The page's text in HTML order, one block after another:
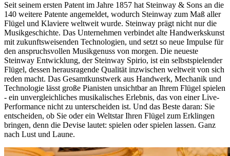
Seit seinem ersten Patent im Jahre 1857 hat Steinway ⁠&⁠ Sons an die
140 weitere Patente angemeldet, wodurch Steinway zum Maß aller
Flügel und Klaviere weltweit wurde. Steinway prägt nicht nur die
Musikgeschichte. Das Unternehmen verbindet alte Handwerkskunst
mit zukunftsweisenden Technologien, und setzt so neue Impulse für
den anspruchsvollen Musikgenuss von morgen. Die neueste
Steinway Entwicklung, der Steinway Spirio, ist ein selbstspielender
Flügel, dessen herausragende Qualität inzwischen weltweit von sich
reden macht. Das Gesamtkunstwerk aus Handwerk, Mechanik und
Technologie lässt große Pianisten unsichtbar an Ihrem Flügel spielen
- ein unvergleichliches musikalisches Erlebnis, das von einer Live-
Performance nicht zu unterscheiden ist. Und das Beste daran: Sie
entscheiden, ob Sie oder ein Weltstar Ihren Flügel zum Erklingen
bringen, denn die Devise lautet: spielen oder spielen lassen. Ganz
nach Lust und Laune.